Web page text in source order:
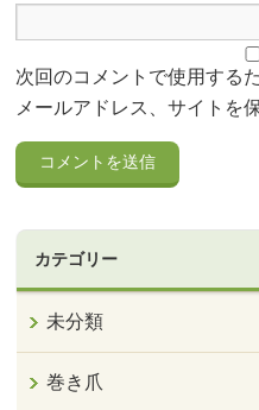
次回のコメントで使用する
メールアドレス、サイトを
カテゴリー
未分類
巻き爪